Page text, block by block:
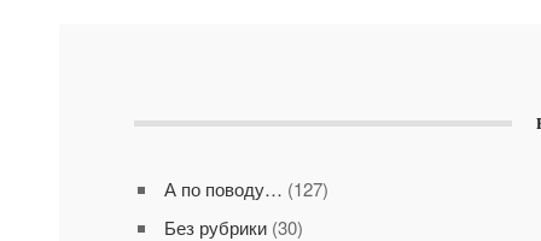
А по поводу… (127)
Без рубрики(30)